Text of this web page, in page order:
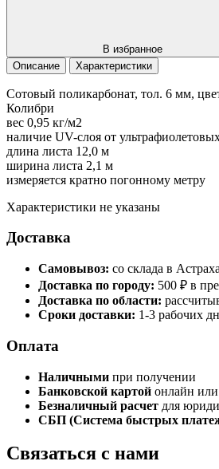
В избранное
Описание
Характеристики
Сотовый поликарбонат, тол. 6 мм,
Колибри
вес 0,95 кг/м2
наличие UV-слоя от
длина листа 12,0 м
ширина листа 2,1 м
измеряется кратно погонному метру
Характеристики не указаны
Доставка
Самовывоз: со склада в
Доставка по городу: 500 ₽ в
Доставка по области:
Сроки доставки: 1-3 рабочих
Оплата
Наличными при получении
Банковской картой онлайн
Безналичный расчет для
СБП (Система быстрых
Связаться с нами